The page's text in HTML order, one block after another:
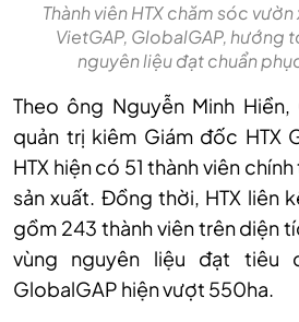
Thành viên HTX chăm sóc
VietGAP, GlobalGAP, hướng
nguyên liệu đạt chuẩn
Theo ông Nguyễn Minh
quản trị kiêm Giám đốc HTX
HTX hiện có 51 thành viên
sản xuất. Đồng thời, HTX liên
gồm 243 thành viên trên diện
vùng nguyên liệu đạt tiêu
GlobalGAP hiện vượt 550ha.